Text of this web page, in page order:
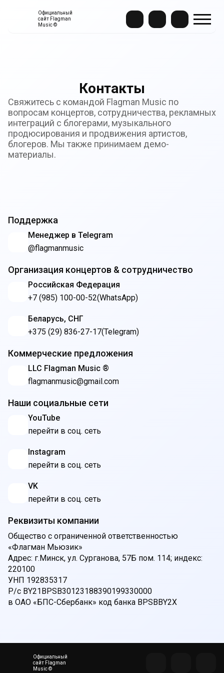
Официальный
сайт Flagman
Music ©
Контакты
Свяжитесь с командой Flagman Music по
вопросам концертов, сотрудничества, рекламных
интеграций с блогерами, музыкального
продюсирования и продвижения артистов,
блогеров. Мы также принимаем демо-
материалы.
Поддержка
Менеджер в Telegram
@flagmanmusic
Организация концертов & сотрудничество
Российская Федерация
+7 (985) 100-00-52(WhatsApp)
Беларусь, СНГ
+375 (29) 836-27-17(Telegram)
Коммерческие предложения
LLC Flagman Music ®
flagmanmusic@gmail.com
Наши социальные сети
YouTube
перейти в соц. сеть
Instagram
перейти в соц. сеть
VK
перейти в соц. сеть
Реквизиты компании
Общество с ограниченной ответственностью
«Флагман Мьюзик»
Адрес: г.Минск, ул. Сурганова, 57Б пом. 114; индекс:
220100
УНП 192835317
Р/с BY21BPSB30123188390199330000
в ОАО «БПС-Сбербанк» код банка BPSBBY2X
Официальный
сайт Flagman
Music ©